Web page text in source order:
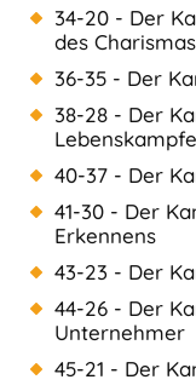
34-20 - Der
des Charismas
36-35 - Der
38-28 - Der
40-37 - Der
41-30 - Der
Erkennens
43-23 - Der
44-26 - Der
Unternehmer
45-21 - Der